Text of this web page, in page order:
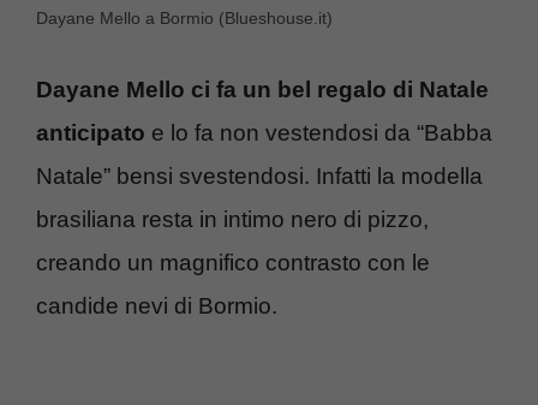
Dayane Mello a Bormio (Blueshouse.it)
Dayane Mello ci fa un bel regalo di Natale
anticipato e lo fa non vestendosi da “Babba
Natale” bensi svestendosi. Infatti la modella
brasiliana resta in intimo nero di pizzo,
creando un magnifico contrasto con le
candide nevi di Bormio.